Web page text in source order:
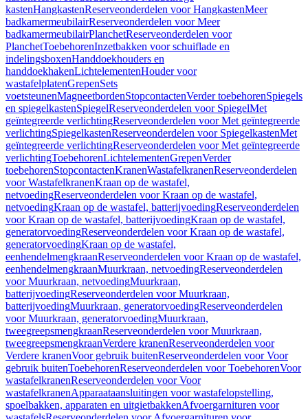
kastenHangkastenReserveonderdelen voor HangkastenMeer
badkamermeubilairReserveonderdelen voor Meer
badkamermeubilairPlanchetReserveonderdelen voor
PlanchetToebehorenInzetbakken voor schuiflade en
indelingsboxenHanddoekhouders en
handdoekhakenLichtelementenHouder voor
wastafelplatenGrepenSets
voetsteunenMagneetbordenStopcontactenVerder toebehorenSpiegels
en spiegelkastenSpiegelReserveonderdelen voor SpiegelMet
geïntegreerde verlichtingReserveonderdelen voor Met geïntegreerde
verlichtingSpiegelkastenReserveonderdelen voor SpiegelkastenMet
geïntegreerde verlichtingReserveonderdelen voor Met geïntegreerde
verlichtingToebehorenLichtelementenGrepenVerder
toebehorenStopcontactenKranenWastafelkranenReserveonderdelen
voor WastafelkranenKraan op de wastafel,
netvoedingReserveonderdelen voor Kraan op de wastafel,
netvoedingKraan op de wastafel, batterijvoedingReserveonderdelen
voor Kraan op de wastafel, batterijvoedingKraan op de wastafel,
generatorvoedingReserveonderdelen voor Kraan op de wastafel,
generatorvoedingKraan op de wastafel,
eenhendelmengkraanReserveonderdelen voor Kraan op de wastafel,
eenhendelmengkraanMuurkraan, netvoedingReserveonderdelen
voor Muurkraan, netvoedingMuurkraan,
batterijvoedingReserveonderdelen voor Muurkraan,
batterijvoedingMuurkraan, generatorvoedingReserveonderdelen
voor Muurkraan, generatorvoedingMuurkraan,
tweegreepsmengkraanReserveonderdelen voor Muurkraan,
tweegreepsmengkraanVerdere kranenReserveonderdelen voor
Verdere kranenVoor gebruik buitenReserveonderdelen voor Voor
gebruik buitenToebehorenReserveonderdelen voor ToebehorenVoor
wastafelkranenReserveonderdelen voor Voor
wastafelkranenApparaataansluitingen voor wastafelopstelling,
spoelbakken, apparaten en uitgietbakkenAfvoergarnituren voor